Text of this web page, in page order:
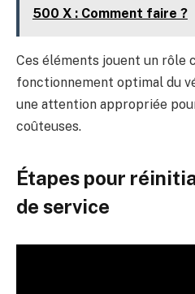
500 X : Comment faire ?
Ces éléments jouent un rôle
fonctionnement optimal du
une attention appropriée
coûteuses.
Étapes pour
de service